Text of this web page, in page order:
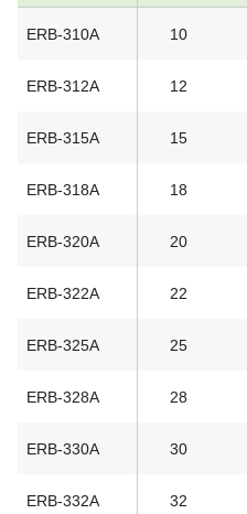
ERB-310A 10
ERB-312A 12
ERB-315A 15
ERB-318A 18
ERB-320A 20
ERB-322A 22
ERB-325A 25
ERB-328A 28
ERB-330A 30
ERB-332A 32